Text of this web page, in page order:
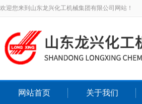
欢迎您来到山东龙兴化工机械集团有限公司网站！
网站首页 关于我们